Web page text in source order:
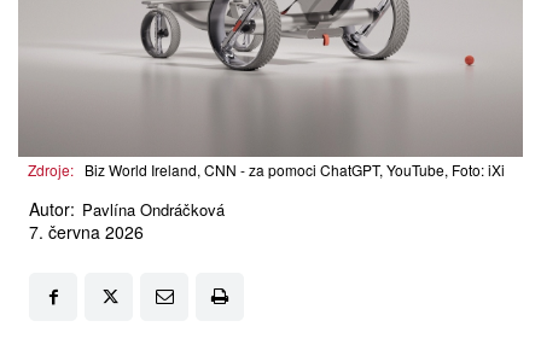
Zdroje: Biz World Ireland, CNN - za pomoci ChatGPT, YouTube, Foto: iXi
Autor: Pavlína Ondráčková
7. června 2026